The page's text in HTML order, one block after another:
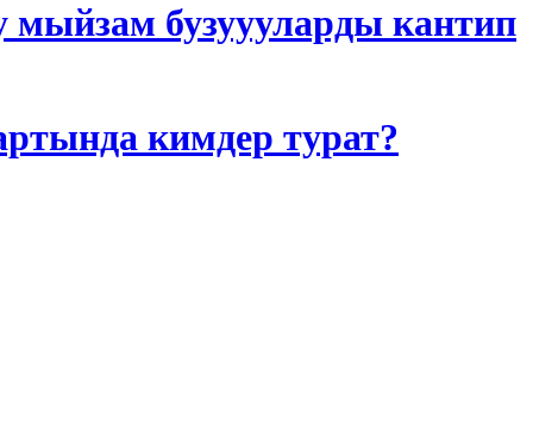
мыйзам бузуууларды кантип
кимдер турат?